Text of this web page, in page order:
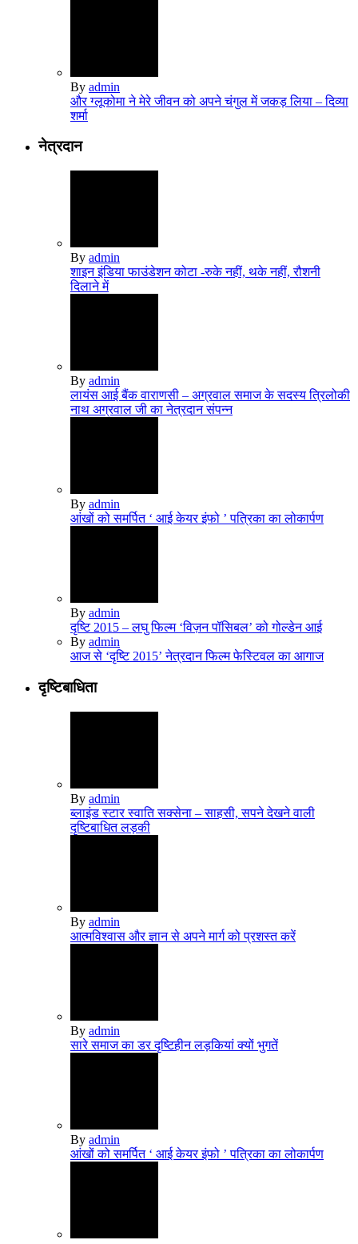
By admin
और ग्‍लूकोमा ने मेरे जीवन को अपने चंगुल में जकड़ लिया – दिव्‍या
शर्मा
नेत्रदान
By admin
शाइन इंडिया फाउंडेशन कोटा -रुके नहीं, थके नहीं, रौशनी
दिलाने में
By admin
लायंस आई बैंक वाराणसी – अग्रवाल समाज के सदस्य त्रिलोकी
नाथ अग्रवाल जी का नेत्रदान संपन्न
By admin
आंखों को समर्पित ‘ आई केयर इंफो ’ पत्रिका का लोकार्पण
By admin
दृष्टि 2015 – लघु फिल्‍म ‘विज़न पॉसिबल’ को गोल्‍डेन आई
By admin
आज से ‘दृष्टि 2015’ नेत्रदान फिल्‍म फेस्टिवल का आगाज
दृष्टिबाधिता
By admin
ब्लाइंड स्टार स्वाति सक्सेना – साहसी, सपने देखने वाली
दृष्टिबाधित लड़की
By admin
आत्मविश्वास और ज्ञान से अपने मार्ग को प्रशस्त करें
By admin
सारे समाज का डर दृष्टिहीन लड़कियां क्‍यों भुगतें
By admin
आंखों को समर्पित ‘ आई केयर इंफो ’ पत्रिका का लोकार्पण